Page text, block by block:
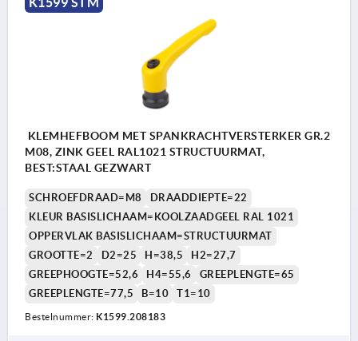
KLEMHEFBOOM MET SPANKRACHTVERSTERKER GR.2
M08, ZINK GEEL RAL1021 STRUCTUURMAT,
BEST:STAAL GEZWART
SCHROEFDRAAD=M8
DRAADDIEPTE=22
KLEUR BASISLICHAAM=KOOLZAADGEEL RAL 1021
OPPERVLAK BASISLICHAAM=STRUCTUURMAT
GROOTTE=2
D2=25 H=38,5
H2=27,7
GREEPHOOGTE=52,6
H4=55,6
GREEPLENGTE=65
GREEPLENGTE=77,5
B=10 T1=10
Bestelnummer: K1599.208183